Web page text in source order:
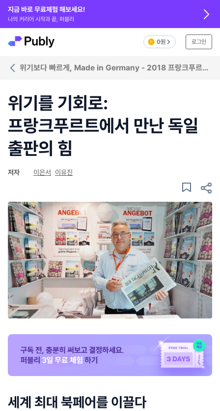
지금 바로 무료체험 해보세요!
나의 커리어 시작과 끝, 퍼블리
0원 로그인
위기보다 빠르게, Made in Germany - 2018 프랑크푸르트
위기를 기회로:
프랑크푸르트에서 만난 독일
출판의 힘
저자 이은서 이유진
세계 최대 북페어를 이끌다